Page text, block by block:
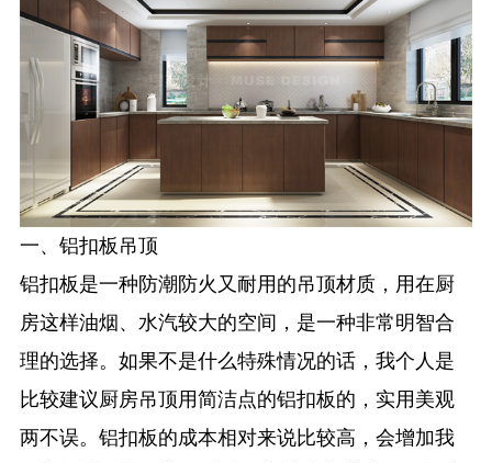
一、铝扣板吊顶
铝扣板是一种防潮防火又耐用的吊顶材质，用在厨
房这样油烟、水汽较大的空间，是一种非常明智合
理的选择。如果不是什么特殊情况的话，我个人是
比较建议厨房吊顶用简洁点的铝扣板的，实用美观
两不误。铝扣板的成本相对来说比较高，会增加我